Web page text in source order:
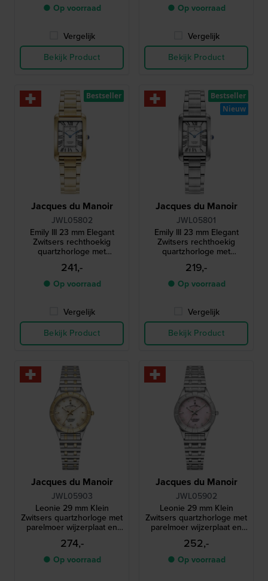
● Op voorraad
Vergelijk
Bekijk Product
● Op voorraad
Vergelijk
Bekijk Product
Jacques du Manoir
JWL05802
Emily III 23 mm Elegant
Zwitsers rechthoekig
quartzhorloge met
Romeinse indexen
241,-
● Op voorraad
Vergelijk
Bekijk Product
Bestseller
Jacques du Manoir
JWL05801
Emily III 23 mm Elegant
Zwitsers rechthoekig
quartzhorloge met
Romeinse indexen
219,-
● Op voorraad
Vergelijk
Bekijk Product
Bestseller
Nieuw
Jacques du Manoir
JWL05903
Leonie 29 mm Klein
Zwitsers quartzhorloge met
parelmoer wijzerplaat en
kristallen indexen
274,-
● Op voorraad
Jacques du Manoir
JWL05902
Leonie 29 mm Klein
Zwitsers quartzhorloge met
parelmoer wijzerplaat en
kristallen indexen
252,-
● Op voorraad